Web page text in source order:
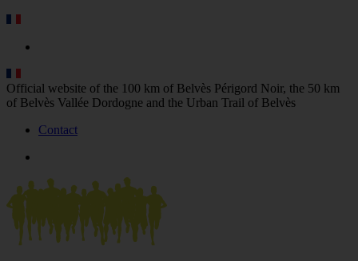
Official website of the 100 km of Belvès Périgord Noir, the 50 km
of Belvès Vallée Dordogne and the Urban Trail of Belvès
Contact